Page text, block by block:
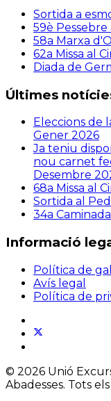
Sortida a
59è
58a Marxa
62a Missa al
Diada de
Últimes
Eleccions de
Gener 2026
Ja teniu
nou carnet
Desembre
68a Missa al
Sortida al
34a
Informació
Política de
Avís legal
Política de
© 2026 Unió
Abadesses. Tots